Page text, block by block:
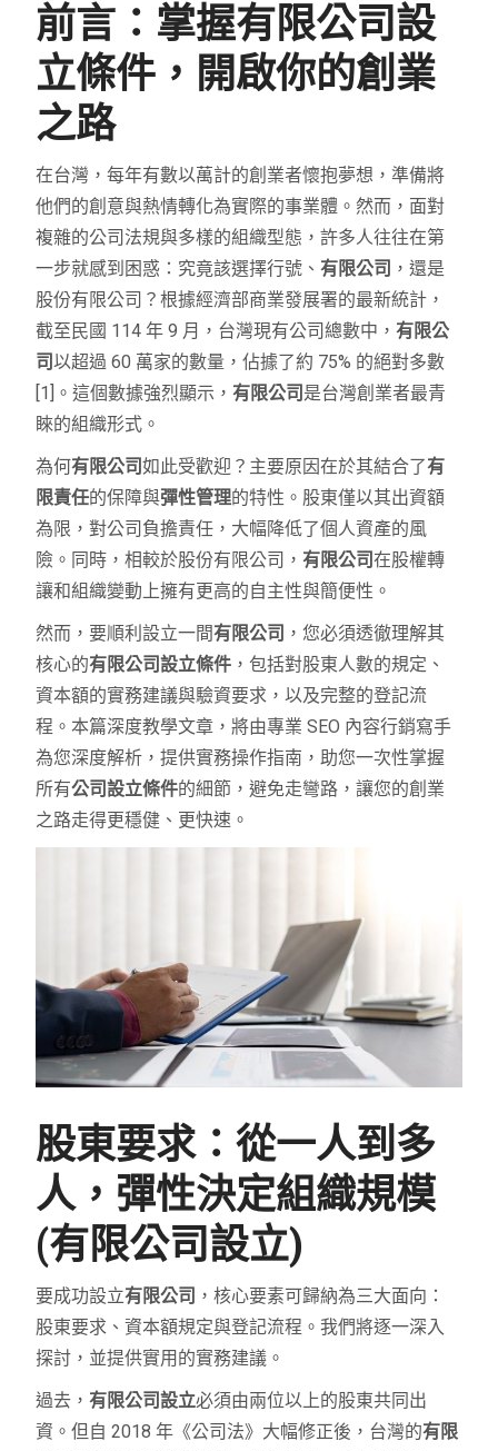
前言：掌握有限公司設
立條件，開啟你的創業
之路
在台灣，每年有數以萬計的創業者懷抱夢想，準備將
他們的創意與熱情轉化為實際的事業體。然而，面對
複雜的公司法規與多樣的組織型態，許多人往往在第
一步就感到困惑：究竟該選擇行號、有限公司 ，還是
股份有限公司？根據經濟部商業發展署的最新統計，
截至民國 114 年 9 月，台灣現有公司總數中，有限公
司以超過 60 萬家的數量，佔據了約 75% 的絕對多數
[1]。這個數據強烈顯示，有限公司 是台灣創業者最青
睞的組織形式。
為何有限公司如此受歡迎？主要原因在於其結合了有
限責任的保障與彈性管理的特性。股東僅以其出資額
為限，對公司負擔責任，大幅降低了個人資產的風
險。同時，相較於股份有限公司，有限公司在股權轉
讓和組織變動上擁有更高的自主性與簡便性。
然而，要順利設立一間有限公司 ，您必須透徹理解其
核心的有限公司設立條件 ，包括對股東人數的規定、
資本額的實務建議與驗資要求，以及完整的登記流
程。本篇深度教學文章，將由專業 SEO 內容行銷寫手
為您深度解析，提供實務操作指南，助您一次性掌握
所有公司設立條件的細節，避免走彎路，讓您的創業
之路走得更穩健、更快速。
股東要求：從一人到多
人，彈性決定組織規模
(有限公司設立)
要成功設立有限公司 ，核心要素可歸納為三大面向：
股東要求、資本額規定與登記流程。我們將逐一深入
探討，並提供實用的實務建議。
過去，有限公司設立必須由兩位以上的股東共同出
資。但自 2018 年《公司法》大幅修正後，台灣的有限